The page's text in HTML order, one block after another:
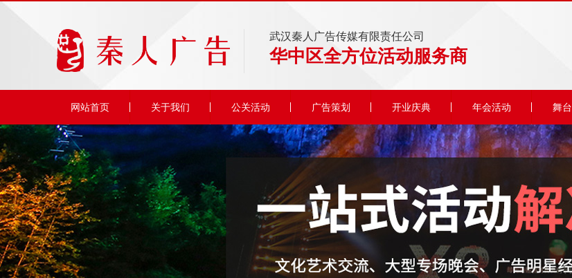
武汉秦人广告传媒有限责任公司
华中区全方位活动服务商
网站首页 关于我们 公关活动 广告策划 开业庆典 年会活动 舞